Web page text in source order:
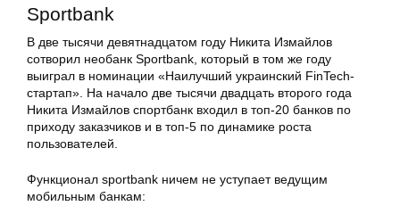
Sportbank
В две тысячи девятнадцатом году Никита Измайлов
сотворил необанк Sportbank, который в том же году
выиграл в номинации «Наилучший украинский FinTech-
стартап». На начало две тысячи двадцать второго года
Никита Измайлов спортбанк входил в топ-20 банков по
приходу заказчиков и в топ-5 по динамике роста
пользователей.
Функционал sportbank ничем не уступает ведущим
мобильным банкам: